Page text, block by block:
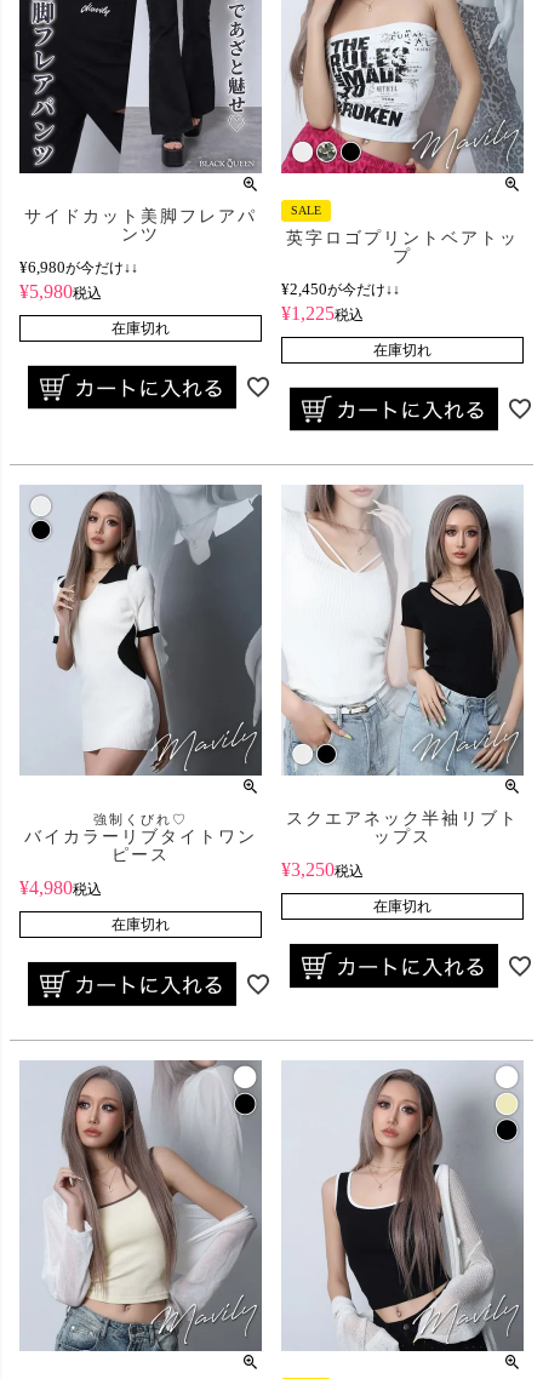
サイドカット美脚フレアパ
ンツ
¥6,980が今だけ↓↓
¥5,980税込
在庫切れ
SALE
英字ロゴプリントベアトッ
プ
¥2,450が今だけ↓↓
¥1,225税込
在庫切れ
強制くびれ♡
バイカラーリブタイトワン
ピース
¥4,980税込
在庫切れ
スクエアネック半袖リブト
ップス
¥3,250税込
在庫切れ